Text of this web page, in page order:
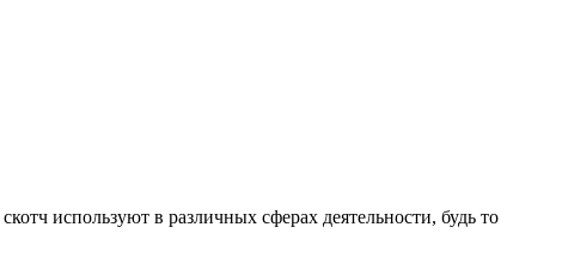
используют в различных сферах деятельности, будь то